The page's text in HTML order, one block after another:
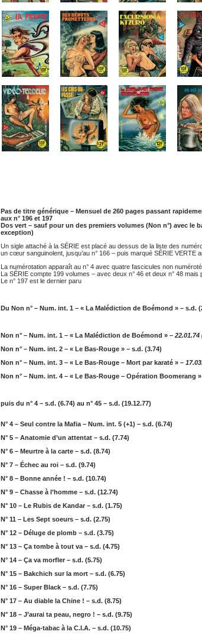
Pas de titre générique – Mensuel de 260 pages passant
aux n° 196 et 197
Dos vert – sauf pour un des premiers volumes (Non n°) avec le
exception)
Un sigle attaché à la SÉRIE est placé au dessus de la liste des
un cœur sanguinolent, jusqu’au n° 166 – puis marqué SÉRIE VERTE
La numérotation apparaît au n° 4 avec quatre fascicules non
La SÉRIE compte 199 volumes – avec deux n° 46 et deux n° 48 mais
Le n° 197 est le dernier paru
Du Non n° – Num. int. 1 – « La Malédiction de Boémond » – s.d.
Non n° – Num. int. 1 – « La Malédiction de Boémond » – 22.01.74
Non n° – Num. int. 2 – « Le Bas-Rouge » – s.d. (3.74)
Non n° – Num. int. 3 – « Le Bas-Rouge – Mort par karaté » –
Non n° – Num. int. 4 – « Le Bas-Rouge – Opération Boomerang »
puis du n° 4 – s.d. (6.74) au n° 45 – s.d. (19.12.77)
N° 4 – Seul contre la Mafia – Num. int. 5 (+1) – s.d. (6.74)
N° 5 – Anatomie d’un attentat – s.d. (7.74)
N° 6 – Meurtre à la carte – s.d. (8.74)
N° 7 – Échec au roi – s.d. (9.74)
N° 8 – Bonne année ! – s.d. (10.74)
N° 9 – Chasse à l’homme – s.d. (12.74)
N° 10 – Le Rubis de Kandar – s.d. (1.75)
N° 11 – Les Sept soeurs – s.d. (2.75)
N° 12 – Déluge de plomb – s.d. (3.75)
N° 13 – Ça tombe à tout va – s.d. (4.75)
N° 14 – Ça va morfler – s.d. (5.75)
N° 15 – Bakchich sur la mort – s.d. (6.75)
N° 16 – Super Black – s.d. (7.75)
N° 17 – Au diable la Chine ! – s.d. (8.75)
N° 18 – J’aurai ta peau, negro ! – s.d. (9.75)
N° 19 – Méga-tabac à la C.I.A. – s.d. (10.75)